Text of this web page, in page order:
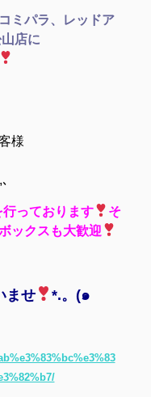
ミパラ、レッドア
店に
様
っております
そ
ックスも大歓迎
ませ
*.。(๑